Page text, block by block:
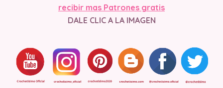
recibir mas Patrones gratis
DALE CLIC A LA IMAGEN